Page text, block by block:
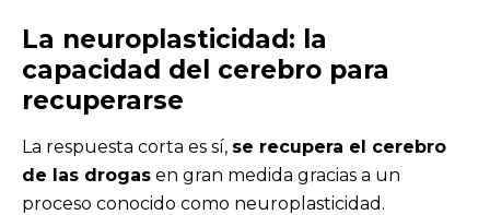
La neuroplasticidad: la
capacidad del cerebro para
recuperarse
La respuesta corta es sí, se recupera el cerebro
de las drogas en gran medida gracias a un
proceso conocido como neuroplasticidad.